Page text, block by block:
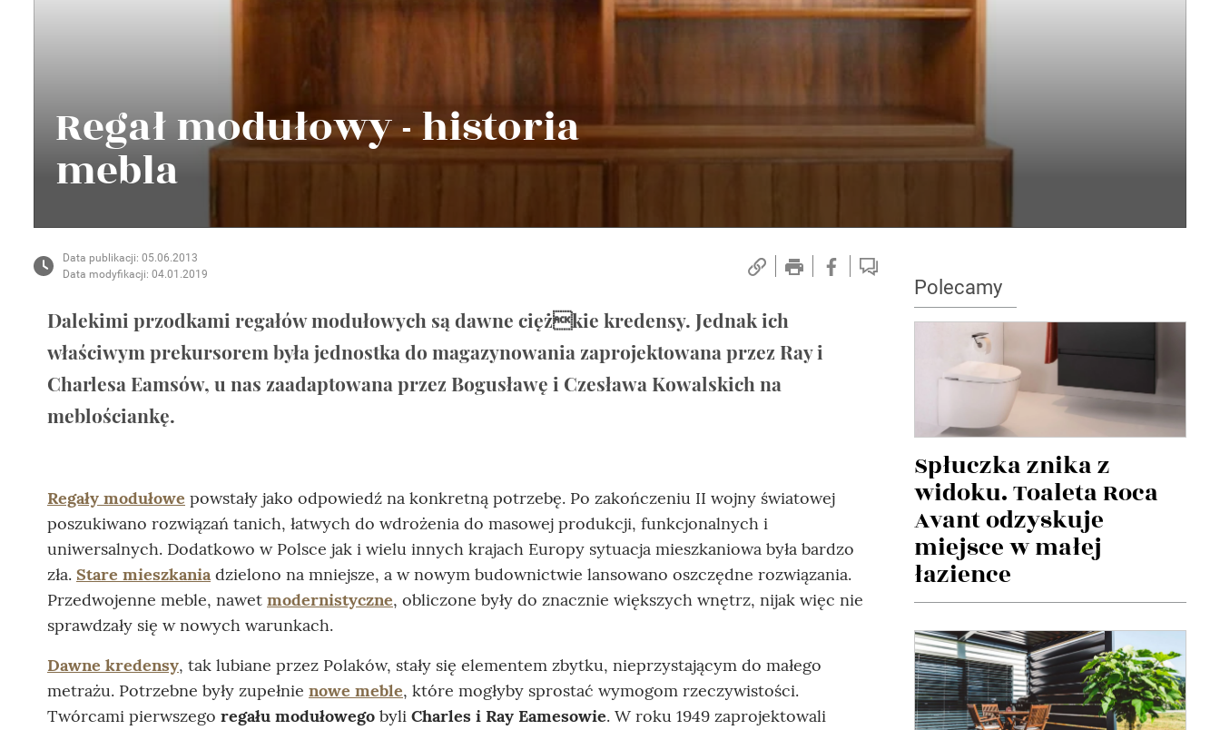
Regał modułowy - historia
mebla
Data publikacji: 05.06.2013
Data modyfikacji: 04.01.2019
Dalekimi przodkami regałów modułowych są dawne ciężkie kredensy. Jednak ich
właściwym prekursorem była jednostka do magazynowania zaprojektowana przez Ray i
Charlesa Eamsów, u nas zaadaptowana przez Bogusławę i Czesława Kowalskich na
meblościankę.
Regały modułowe powstały jako odpowiedź na konkretną potrzebę. Po zakończeniu II wojny światowej
poszukiwano rozwiązań tanich, łatwych do wdrożenia do masowej produkcji, funkcjonalnych i
uniwersalnych. Dodatkowo w Polsce jak i wielu innych krajach Europy sytuacja mieszkaniowa była bardzo
zła. Stare mieszkaniadzielono na mniejsze, a w nowym budownictwie lansowano oszczędne rozwiązania.
Przedwojenne meble, nawet modernistyczne, obliczone były do znacznie większych wnętrz, nijak więc nie
sprawdzały się w nowych warunkach.
Dawne kredensy, tak lubiane przez Polaków, stały się elementem zbytku, nieprzystającym do małego
metrażu. Potrzebne były zupełnie nowe meble, które mogłyby sprostać wymogom rzeczywistości.
Twórcami pierwszego regału modułowego byli Charles i Ray Eamesowie. W roku 1949 zaprojektowali
Polecamy
Spłuczka znika z
widoku. Toaleta Roca
Avant odzyskuje
miejsce w małej
łazience